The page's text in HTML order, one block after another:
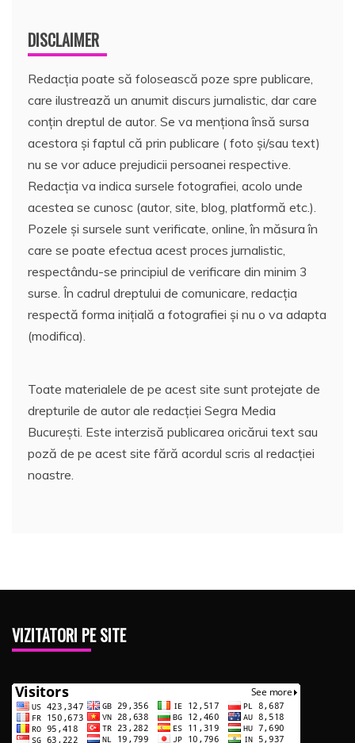
DISCLAIMER
Redacția poate să folosească poze spre publicare,
care ilustrează un anumit discurs jurnalistic, dar care
conțin dreptul de autor. Se va menționa însă sursa
acestora și faptul că prin publicare ( foto și/sau text)
nu se vor aduce prejudicii persoanei respective.
Redacția va indica sursele fotografiei, acolo unde
acestea se cunosc (autor, site, blog, platformă etc.).
Pozele și sursele sunt verificate, online, în măsura în
care se poate efectua acest proces jurnalistic,
respectându-se principiul de verificare din minim 3
surse. În cadrul dreptului de comunicare, redacția
respectă forma inițială a fotografiei și nu o va adapta
(modifica).
Toate materialele de pe acest site sunt protejate de
drepturile de autor ale redacției Segra Media
București. Este interzisă publicarea oricărui text sau
poză de pe acest site fără acordul scris al redacției
noastre.
VIZITATORI PE SITE